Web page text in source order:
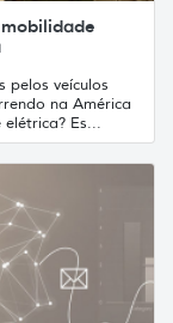
pelos veículos
na América
Es...